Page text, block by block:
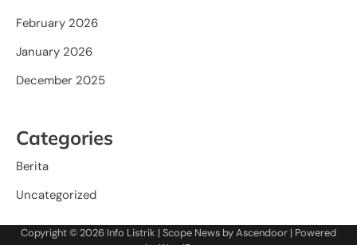
February 2026
January 2026
December 2025
Categories
Berita
Uncategorized
Copyright © 2026 Info Listrik | Scope News byAscendoor | Powered